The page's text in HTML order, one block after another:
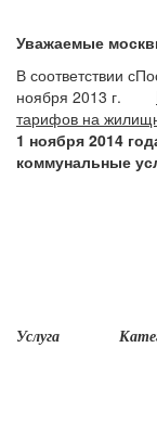
Уважаемые
В соответствии
ноября 2013 г.
тарифов на
1 ноября 2014
коммунальные
Услуга